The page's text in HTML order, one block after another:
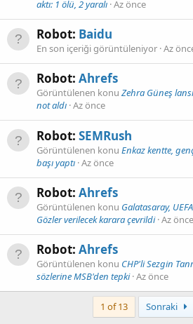
aktı: 1 ölü, 2 yaralı Az önce
Robot: Baidu
En son içeriği görüntüleniyor Az
Robot: Ahrefs
Görüntülenen konu Zehra Güneş
not aldı Az önce
Robot: SEMRush
Görüntülenen konu Enkaz kentte,
başı yaptı Az önce
Robot: Ahrefs
Görüntülenen konu Galatasaray,
Gözler verilecek karara çevrildi Az önce
Robot: Ahrefs
Görüntülenen konu CHP'li Sezgin
sözlerine MSB'den tepki Az önce
1 of 13 Sonraki